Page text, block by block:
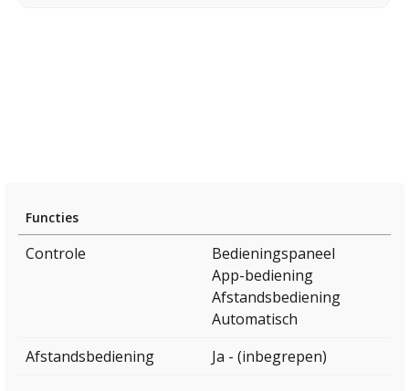
Functies
Controle
Bedieningspaneel
App-bediening
Afstandsbediening
Automatisch
Afstandsbediening
Ja - (inbegrepen)